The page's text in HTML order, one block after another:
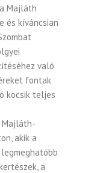
Majláth
és kíváncsian
való
fontak
kocsik teljes
Majláth-
akik a
a